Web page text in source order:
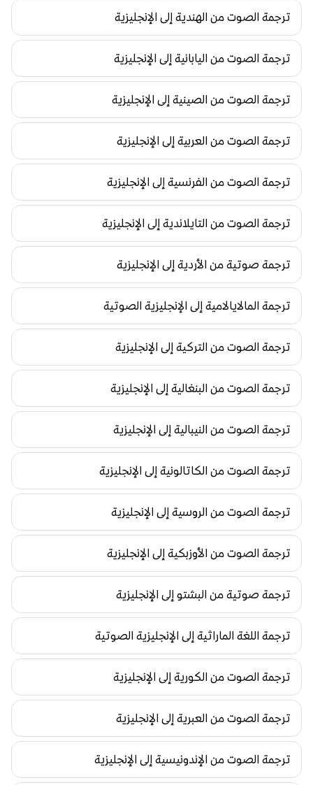
ترجمة الصوت من الهندية إلى الإنجليزية
ترجمة الصوت من اليابانية إلى الإنجليزية
ترجمة الصوت من الصينية إلى الإنجليزية
ترجمة الصوت من العربية إلى الإنجليزية
ترجمة الصوت من الفرنسية إلى الإنجليزية
ترجمة الصوت من التايلاندية إلى الإنجليزية
ترجمة صوتية من الأردية إلى الإنجليزية
ترجمة المالايالامية إلى الإنجليزية الصوتية
ترجمة الصوت من التركية إلى الإنجليزية
ترجمة الصوت من البنغالية إلى الإنجليزية
ترجمة الصوت من النيبالية إلى الإنجليزية
ترجمة الصوت من الكاتالونية إلى الإنجليزية
ترجمة الصوت من الروسية إلى الإنجليزية
ترجمة الصوت من الأوزبكية إلى الإنجليزية
ترجمة صوتية من البشتو إلى الإنجليزية
ترجمة اللغة الماراثية إلى الإنجليزية الصوتية
ترجمة الصوت من الكورية إلى الإنجليزية
ترجمة الصوت من العبرية إلى الإنجليزية
ترجمة الصوت من الإندونيسية إلى الإنجليزية